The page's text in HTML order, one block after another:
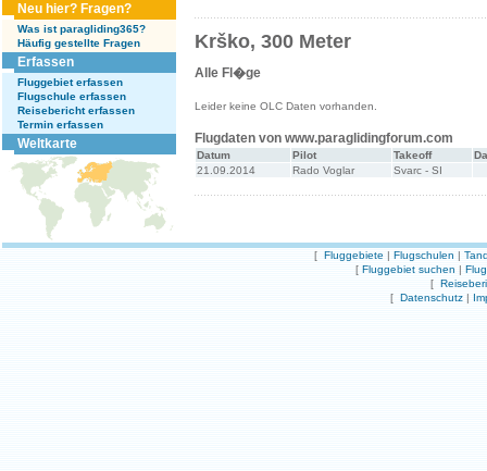
Neu hier? Fragen?
Was ist paragliding365?
Häufig gestellte Fragen
Erfassen
Fluggebiet erfassen
Flugschule erfassen
Reisebericht erfassen
Termin erfassen
Weltkarte
Krško, 300 Meter
Alle Fl�ge
Leider keine OLC Daten vorhanden.
Flugdaten von www.paraglidingforum.com
Datum Pilot Takeoff
21.09.2014
Rado Voglar Svarc - SI
[ Fluggebiete | Flugschulen |
[ Fluggebiet suchen |
[
[ Datenschutz |